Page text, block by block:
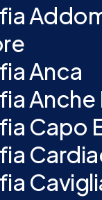
Anca
Capo